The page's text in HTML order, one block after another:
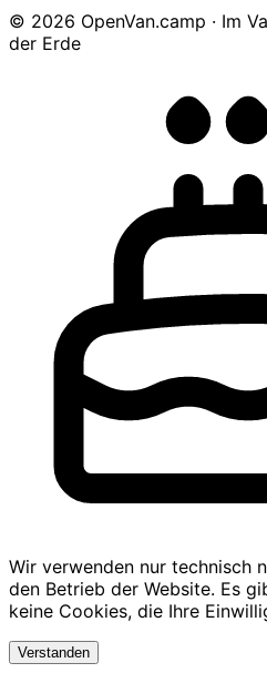
© 2026 OpenVan.camp · Im
der Erde
Wir verwenden nur technisch
den Betrieb der Website. Es
keine Cookies, die Ihre
Verstanden